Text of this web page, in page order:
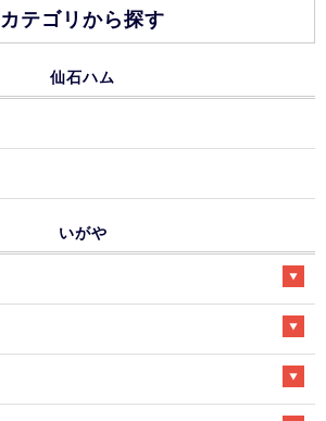
カテゴリから探す
仙石ハム
いがや